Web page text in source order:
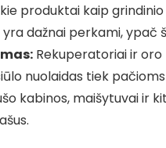
produktai kaip
dažnai perkami, ypač
Rekuperatoriai ir
nuolaidas tiek
kabinos, maišytuvai ir